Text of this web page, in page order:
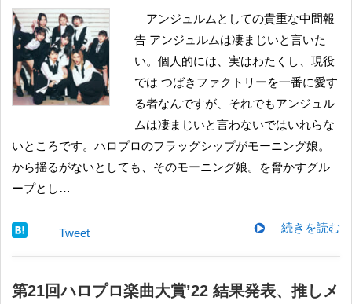
アンジュルムとしての貴重な中間報
告 アンジュルムは凄まじいと言いた
い。個人的には、実はわたくし、現役
では つばきファクトリーを一番に愛す
る者なんですが、それでもアンジュル
ムは凄まじいと言わないではいれらな
いところです。ハロプロのフラッグシップがモーニング娘。
から揺るがないとしても、そのモーニング娘。を脅かすグル
ープとし…
続きを読む
Tweet
第21回ハロプロ楽曲大賞’22 結果発表、推しメ